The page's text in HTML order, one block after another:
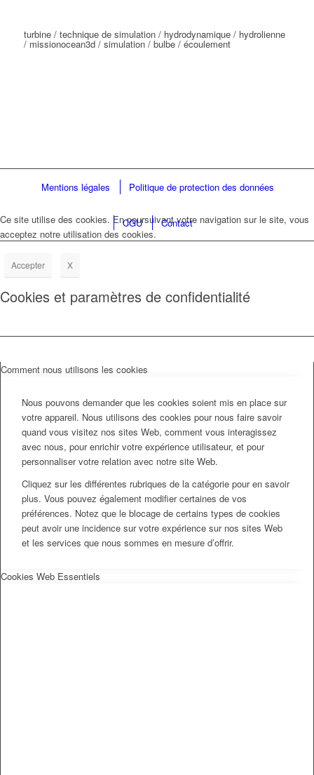
turbine / technique de simulation / hydrodynamique / hydrolienne
/ missionocean3d / simulation / bulbe / écoulement
Mentions légales Politique de protection des données
CGU Contact
Ce site utilise des cookies. En poursuivant votre navigation sur le site, vous
acceptez notre utilisation des cookies.
Accepter X
Cookies et paramètres de confidentialité
Comment nous utilisons les cookies
Nous pouvons demander que les cookies soient mis en place sur
votre appareil. Nous utilisons des cookies pour nous faire savoir
quand vous visitez nos sites Web, comment vous interagissez
avec nous, pour enrichir votre expérience utilisateur, et pour
personnaliser votre relation avec notre site Web.
Cliquez sur les différentes rubriques de la catégorie pour en savoir
plus. Vous pouvez également modifier certaines de vos
préférences. Notez que le blocage de certains types de cookies
peut avoir une incidence sur votre expérience sur nos sites Web
et les services que nous sommes en mesure d’offrir.
Cookies Web Essentiels